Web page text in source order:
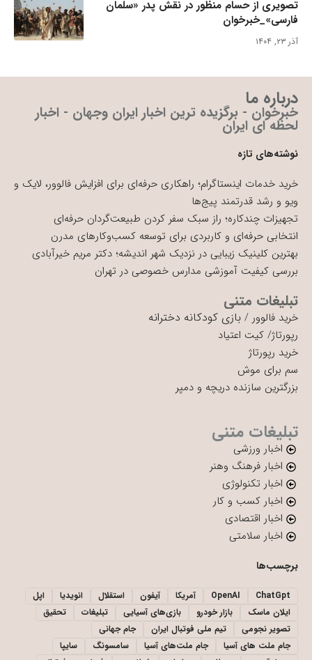
تصویری از حسام منظور در نقش پدر «سلمان
فارسی»_خبرخوان
آذر ۲۳, ۱۴۰۴
درباره ما
خبرخوان - برگزیده ترین اخبار ایران وجهان - اخبار
لحظه ای ایران
نوشته‌های تازه
خرید خدمات اینستاگرام؛ راهکاری حرفه‌ای برای افزایش فالوور، لایک و
ویو و رشد قدرتمند پیج‌ها
تجهیزات چندکاره؛ راز سبک سفر کردن طبیعت‌گردان حرفه‌ای
انتخابی حرفه‌ای و کاربردی برای توسعه کسب‌وکارهای مدرن
بهترین کلینیک زیبایی در نزدیک شهر اندیشه؛ دکتر مریم خیرآبادی
بررسی کیفیت آموزشی مدارس خصوصی در تهران
تبلیغات متنی
خرید فالوور / بازی کودکانه دخترانه
رپورتاژ/ کیت اعتیاد
خرید رپورتاژ
سم برای موش
بزرگترین سازنده دریچه و دمپر
تبلیغات متنی
اخبار ورزشی
اخبار فرهنگ وهنر
اخبار تکنولوژی
اخبار کسب و کار
اخبار اقتصادی
اخبار سلامتی
برچسب‌ها
ChatGpt
OpenAI آمریکا آیفون استقلال انویدیا
اپل
ایلان ماسک
بازار خودرو بازی‌های آسیایی تبلیغات
تحقیق
تصویر نجومی
تیم ملی فوتبال ایران
جام جهانی
جام ملت های آسیا
جام ملت‌های آسیا سامسونگ
سایپا